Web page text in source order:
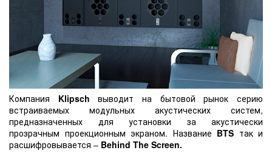
Компания Klipsch выводит на бытовой рынок серию
встраиваемых модульных акустических систем,
предназначенных для установки за акустически
прозрачным проекционным экраном. Название BTS так и
расшифровывается – Behind The Screen.